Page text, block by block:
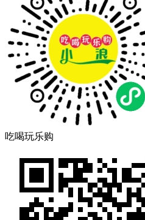
吃喝玩乐购